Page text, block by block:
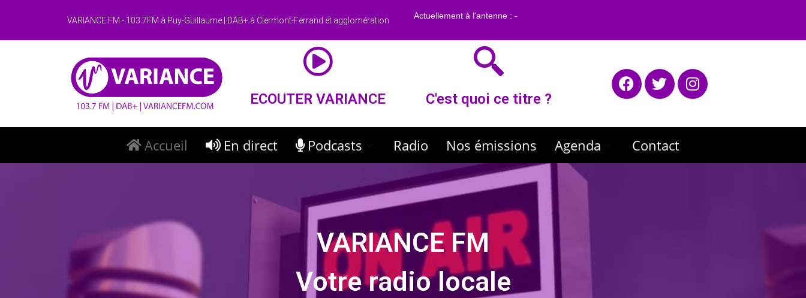
VARIANCE FM - 103.7FM à Puy-Guillaume | DAB+ à Clermont-Ferrand et agglomération
ECOUTER VARIANCE C'est quoi ce titre ?
Accueil En direct Podcasts Radio Nos émissions Agenda Contact
VARIANCE FM
Votre radio locale